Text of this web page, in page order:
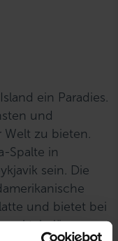
ein Paradies.
und
Welt zu bieten.
Spalte in
sein. Die
und bietet bei